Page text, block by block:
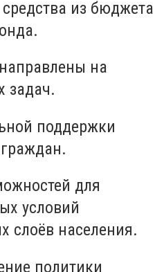
из бюджета
на
задач.
поддержки
для
условий
слоёв населения.
политики